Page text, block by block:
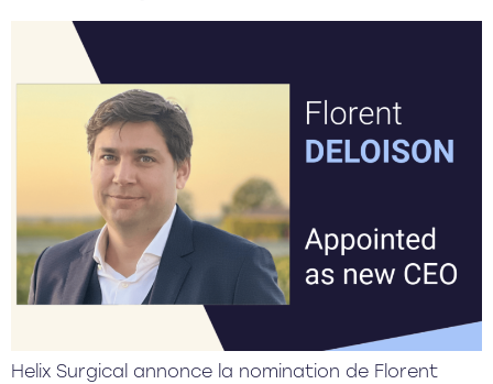
Helix Surgical annonce la nomination de Florent